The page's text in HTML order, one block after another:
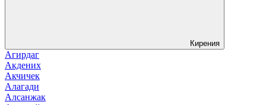
Кирения
Агирдаг
Акдених
Акчичек
Алагади
Алсанжак